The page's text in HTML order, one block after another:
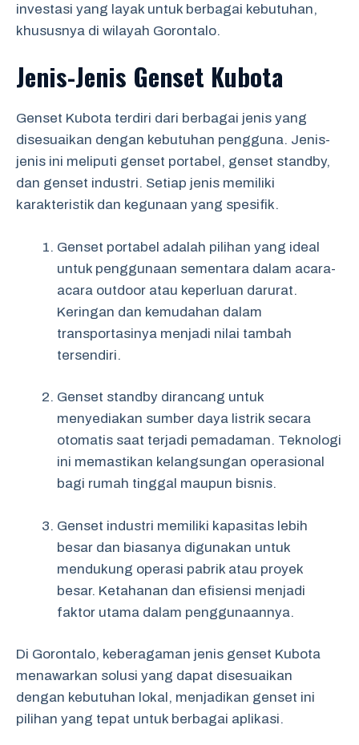
investasi yang layak untuk berbagai kebutuhan,
khususnya di wilayah Gorontalo.
Jenis-Jenis Genset Kubota
Genset Kubota terdiri dari berbagai jenis yang
disesuaikan dengan kebutuhan pengguna. Jenis-
jenis ini meliputi genset portabel, genset standby,
dan genset industri. Setiap jenis memiliki
karakteristik dan kegunaan yang spesifik.
Genset portabel adalah pilihan yang ideal
untuk penggunaan sementara dalam acara-
acara outdoor atau keperluan darurat.
Keringan dan kemudahan dalam
transportasinya menjadi nilai tambah
tersendiri.
Genset standby dirancang untuk
menyediakan sumber daya listrik secara
otomatis saat terjadi pemadaman. Teknologi
ini memastikan kelangsungan operasional
bagi rumah tinggal maupun bisnis.
Genset industri memiliki kapasitas lebih
besar dan biasanya digunakan untuk
mendukung operasi pabrik atau proyek
besar. Ketahanan dan efisiensi menjadi
faktor utama dalam penggunaannya.
Di Gorontalo, keberagaman jenis genset Kubota
menawarkan solusi yang dapat disesuaikan
dengan kebutuhan lokal, menjadikan genset ini
pilihan yang tepat untuk berbagai aplikasi.